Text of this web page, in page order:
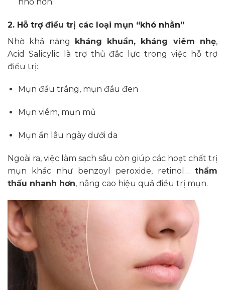
2. Hỗ trợ điều trị các loại mụn “khó nhằn”
Nhờ khả năng kháng khuẩn, kháng viêm nhẹ,
Acid Salicylic là trợ thủ đắc lực trong việc hỗ trợ
điều trị:
Mụn đầu trắng, mụn đầu đen
Mụn viêm, mụn mủ
Mụn ẩn lâu ngày dưới da
Ngoài ra, việc làm sạch sâu còn giúp các hoạt chất trị
mụn khác như benzoyl peroxide, retinol… thẩm
thấu nhanh hơn, nâng cao hiệu quả điều trị mụn.